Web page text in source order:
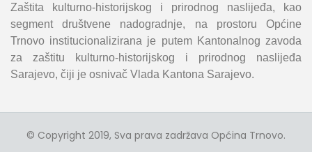
Zaštita kulturno-historijskog i prirodnog naslijeđa, kao
segment društvene nadogradnje, na prostoru Općine
Trnovo institucionalizirana je putem Kantonalnog zavoda
za zaštitu kulturno-historijskog i prirodnog naslijeđa
Sarajevo, čiji je osnivač Vlada Kantona Sarajevo.
© Copyright 2019, Sva prava zadržava Općina Trnovo.